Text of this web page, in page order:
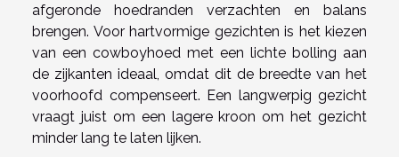
afgeronde hoedranden verzachten en balans
brengen. Voor hartvormige gezichten is het kiezen
van een cowboyhoed met een lichte bolling aan
de zijkanten ideaal, omdat dit de breedte van het
voorhoofd compenseert. Een langwerpig gezicht
vraagt juist om een lagere kroon om het gezicht
minder lang te laten lijken.